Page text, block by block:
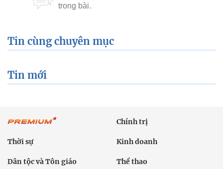
Tin cùng chuyên mục
Tin mới
Chính trị
Thời sự Kinh doanh
Dân tộc và Tôn giáo Thể thao